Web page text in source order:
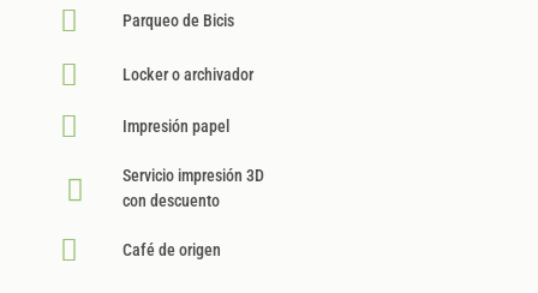
Parqueo de Bicis
Locker o archivador
Impresión papel
Servicio impresión 3D
con descuento
Café de origen